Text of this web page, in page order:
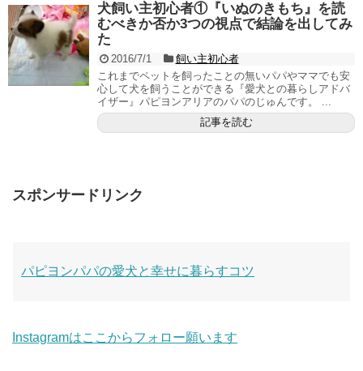
犬飼い主初心者①『いぬのきもち』を読
むべきか否か3つの視点で結論を出してみ
た
2016/7/1
飼い主初心者
これまでペットを飼ったことの無いパパやママでも安
心して犬を飼うことができる『愛犬との暮らしアドバ
イザー』パピヨンアリアのパパのじゅんです。 ...
記事を読む
スポンサードリンク
パピヨンパパの愛犬と幸せに暮らすコツ
Instagramはここからフォロー願います